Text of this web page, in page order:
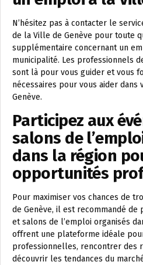
N’hésitez pas à contacter le
de la Ville de Genève pour toute
supplémentaire concernant un
municipalité. Les professionnels
sont là pour vous guider et vous
nécessaires pour vous aider dans
Genève.
Participez aux
salons de
dans la région
opportunités
Pour maximiser vos chances de
de Genève, il est recommandé de
et salons de l’emploi organisés
offrent une plateforme idéale
professionnelles, rencontrer des
découvrir les tendances du